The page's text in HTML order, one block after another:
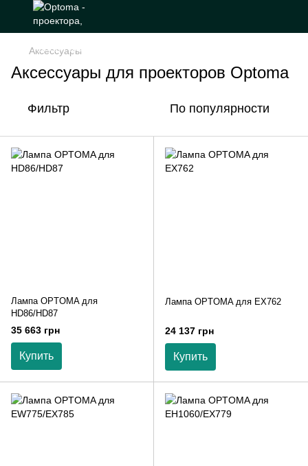
Аксессуары
Аксессуары для проекторов Optoma
Фильтр По популярности
Лампа OPTOMA для
HD86/HD87
35 663 грн
Купить
Лампа OPTOMA для EX762
24 137 грн
Купить